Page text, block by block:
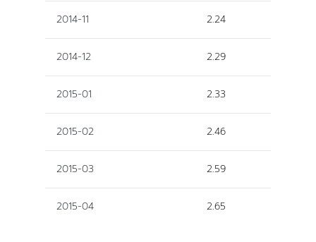
2014-11 2.24
2014-12 2.29
2015-01 2.33
2015-02 2.46
2015-03 2.59
2015-04 2.65